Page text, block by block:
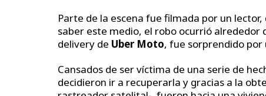
Parte de la escena fue filmada por un lector,
saber este medio, el robo ocurrió alrededor
delivery de Uber Moto, fue sorprendido por
Cansados de ser víctima de una serie de
decidieron ir a recuperarla y gracias a la